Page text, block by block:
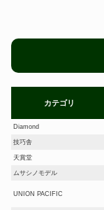
カテゴリ
Diamond
技巧舎
天賞堂
ムサシノモデル
UNION PACIFIC